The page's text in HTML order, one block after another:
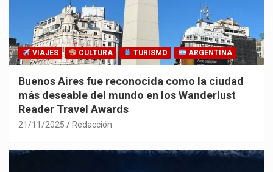
VIAJES CULTURA TURISMO ARGENTINA
Buenos Aires fue reconocida como la ciudad
más deseable del mundo en los Wanderlust
Reader Travel Awards
21/11/2025 Redacción